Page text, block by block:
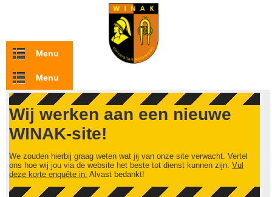
Overslaan en naar de inhoud gaan
Menu
Menu
Wij werken aan een nieuwe
WINAK-site!
We zouden hierbij graag weten wat jij van onze site verwacht. Vertel
ons hoe wij jou via de website het beste tot dienst kunnen zijn. Vul
deze korte enquête in. Alvast bedankt!